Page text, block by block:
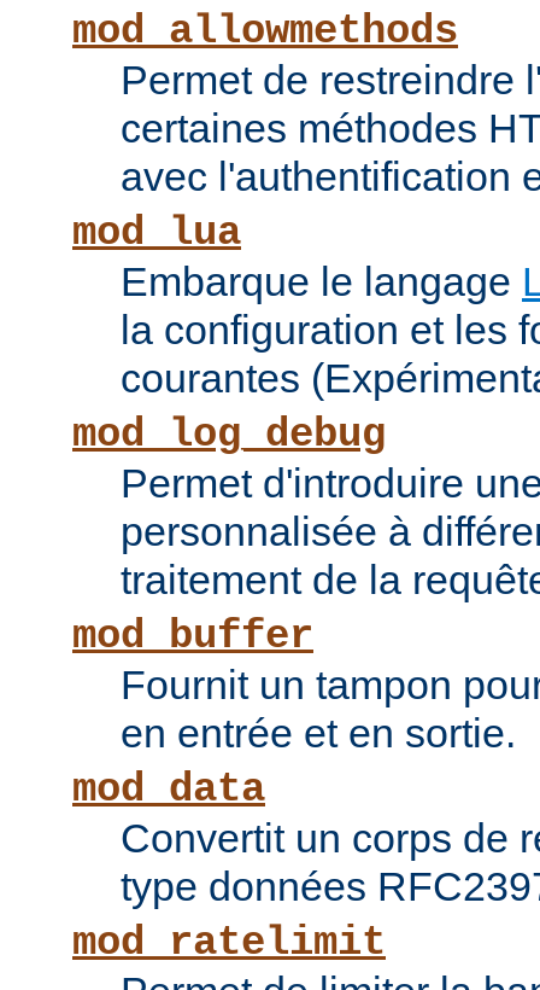
mod_allowmethods
Permet de restreindre
certaines méthodes
avec l'authentification
mod_lua
Embarque le langage
la configuration et les
courantes
mod_log_debug
Permet d'introduire
personnalisée à
traitement de la
mod_buffer
Fournit un tampon
en entrée et en sortie.
mod_data
Convertit un corps de
type données
mod_ratelimit